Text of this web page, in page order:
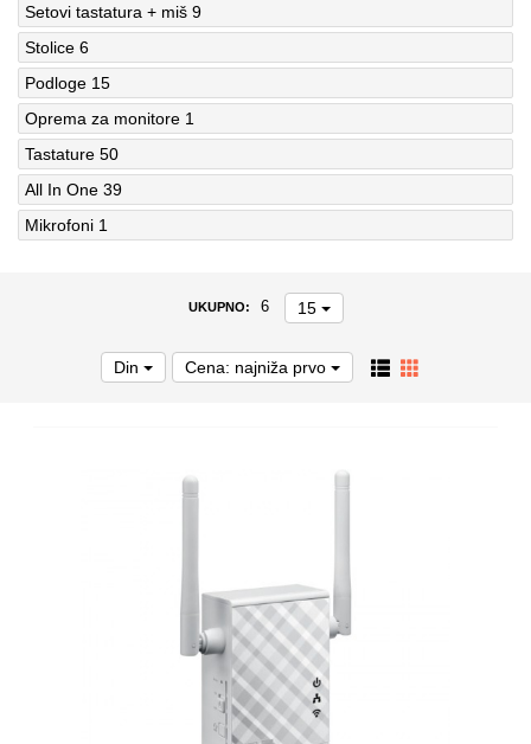
Setovi tastatura + miš 9
Stolice 6
Podloge 15
Oprema za monitore 1
Tastature 50
All In One 39
Mikrofoni 1
UKUPNO: 6 15
Din Cena: najniža prvo